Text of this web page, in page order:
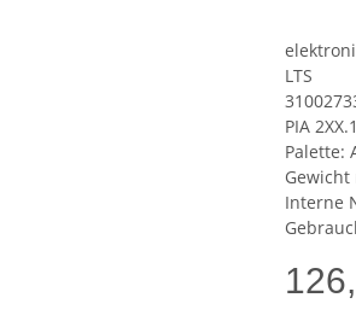
LTS
PIA
Palette:
Gewicht
Interne